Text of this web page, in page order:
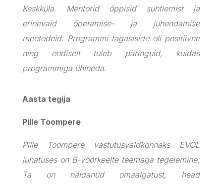
Keskküla. Mentorid õppisid suhtlemist ja
erinevaid õpetamise- ja juhendamise
meetodeid. Programmi tagasiside oli positiivne
ning endiselt tuleb päringuid, kuidas
programmiga ühineda.
Aasta tegija
Pille Toompere
Pille Toompere vastutusvaldkonnaks EVÕL
juhatuses on B-võõrkeelte teemaga tegelemine.
Ta on näidanud omaalgatust, head